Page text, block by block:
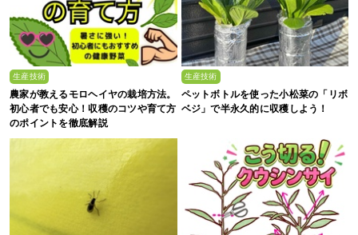
生産技術
農家が教えるモロヘイヤの栽培方法。
初心者でも安心！収穫のコツや育て方
のポイントを徹底解説
生産技術
ペットボトルを使った小松菜の「リボ
ベジ」で半永久的に収穫しよう！